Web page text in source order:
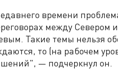
времени
между Севером
Такие темы нельзя
то (на рабочем
— подчеркнул он.